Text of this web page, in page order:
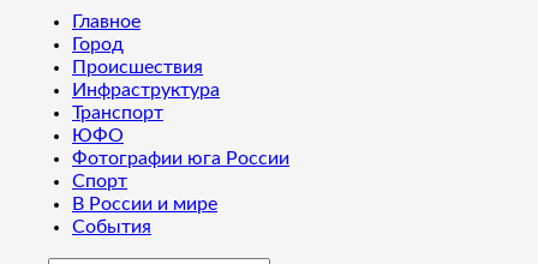
Главное
Город
Происшествия
Инфраструктура
Транспорт
ЮФО
Фотографии юга России
Спорт
В России и мире
События